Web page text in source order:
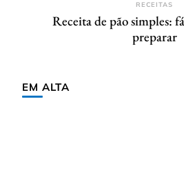
RECEITAS
Receita de pão simples:
preparar
EM ALTA